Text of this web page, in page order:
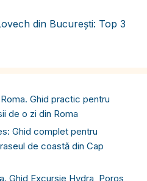
din București: Top 3
Ghid practic pentru
de o zi din Roma
Ghid complet pentru
de coastă din Cap
Ghid Excursie Hydra, Poros